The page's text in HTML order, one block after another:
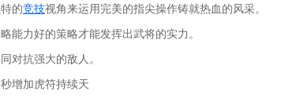
的竞技视角来运用完美的指尖操作铸就热血的风采。
能力好的策略才能发挥出武将的实力。
对抗强大的敌人。
增加虎符持续天